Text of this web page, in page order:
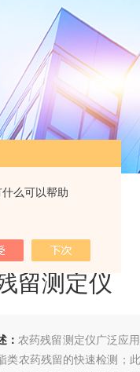
么可以帮助
留测定仪
： 农药残留测定仪广泛应
类农药残留的快速检测；